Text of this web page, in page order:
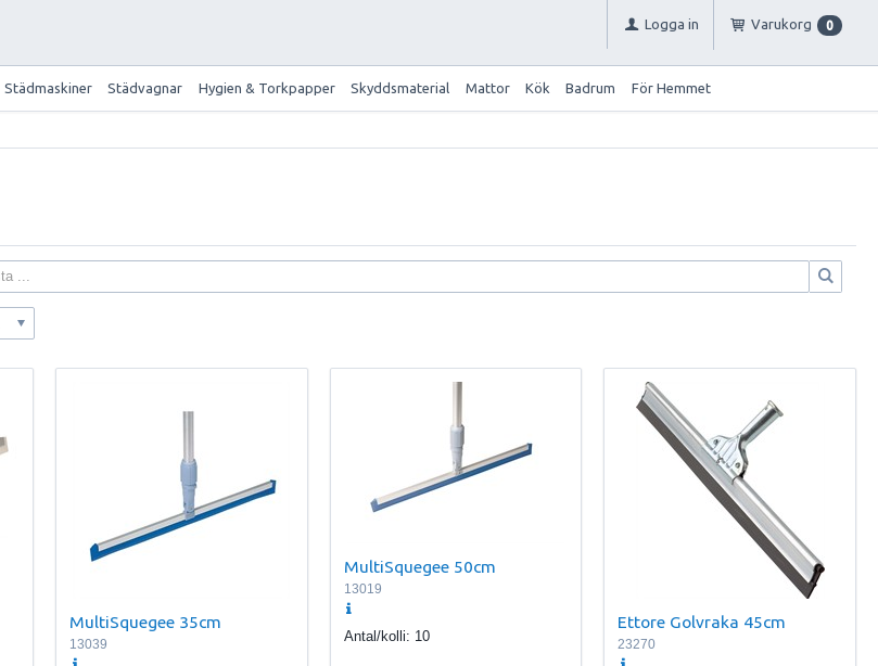
Logga in Varukorg 0
Städmaskiner Städvagnar Hygien & Torkpapper Skyddsmaterial Mattor Kök Badrum För Hemmet
MultiSquegee 35cm
13039
MultiSquegee 50cm
13019
Antal/kolli: 10
Ettore Golvraka 45cm
23270